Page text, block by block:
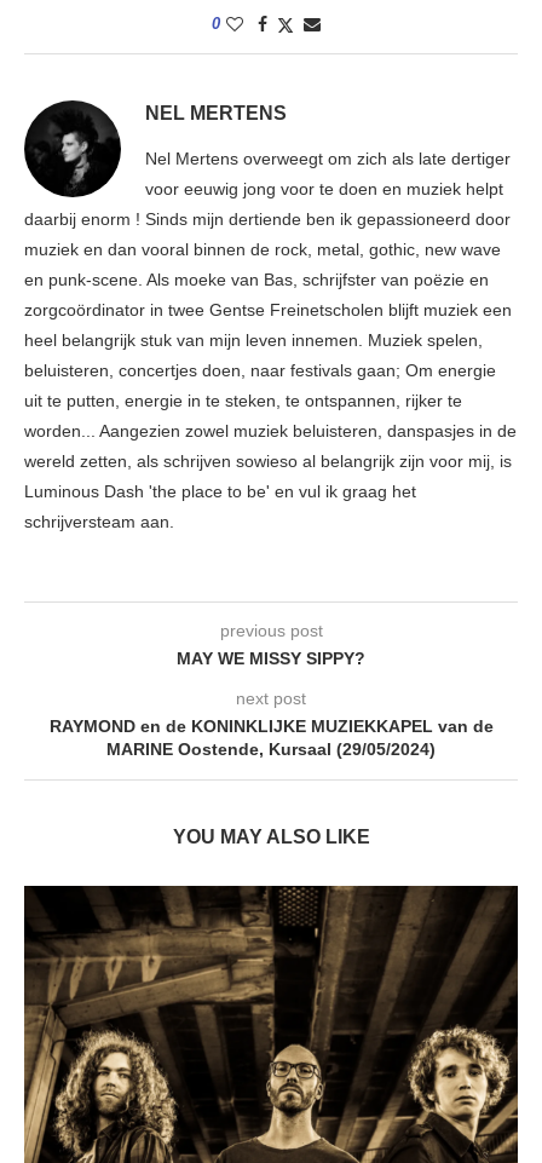
0
NEL MERTENS
Nel Mertens overweegt om zich als late dertiger
voor eeuwig jong voor te doen en muziek helpt
daarbij enorm ! Sinds mijn dertiende ben ik gepassioneerd door
muziek en dan vooral binnen de rock, metal, gothic, new wave
en punk-scene. Als moeke van Bas, schrijfster van poëzie en
zorgcoördinator in twee Gentse Freinetscholen blijft muziek een
heel belangrijk stuk van mijn leven innemen. Muziek spelen,
beluisteren, concertjes doen, naar festivals gaan; Om energie
uit te putten, energie in te steken, te ontspannen, rijker te
worden... Aangezien zowel muziek beluisteren, danspasjes in de
wereld zetten, als schrijven sowieso al belangrijk zijn voor mij, is
Luminous Dash 'the place to be' en vul ik graag het
schrijversteam aan.
previous post
MAY WE MISSY SIPPY?
next post
RAYMOND en de KONINKLIJKE MUZIEKKAPEL van de
MARINE Oostende, Kursaal (29/05/2024)
YOU MAY ALSO LIKE